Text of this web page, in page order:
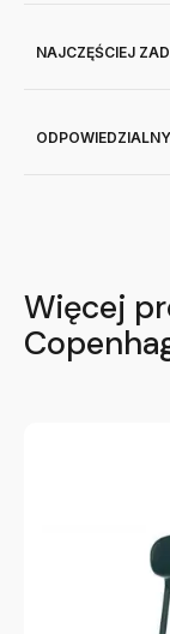
NAJCZĘŚCIEJ
Więcej